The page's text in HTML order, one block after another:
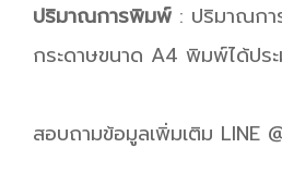
ปริมาณการพิมพ์ : ปริมาณก
กระดาษขนาด A4 พิมพ์ได้ป
สอบถามข้อมูลเพิ่มเติม LINE